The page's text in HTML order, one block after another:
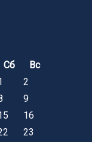
Сб
Вс
2
9
16
23